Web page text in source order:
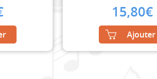
15,80€
Ajouter